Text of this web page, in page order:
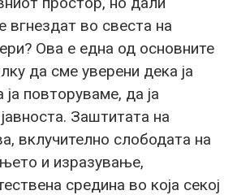
вгнездат во свеста на
Ова е една од основните
да сме уверени дека ја
повторуваме, да ја
Заштитата на
вклучително слободата на
и изразување,
средина во која секој